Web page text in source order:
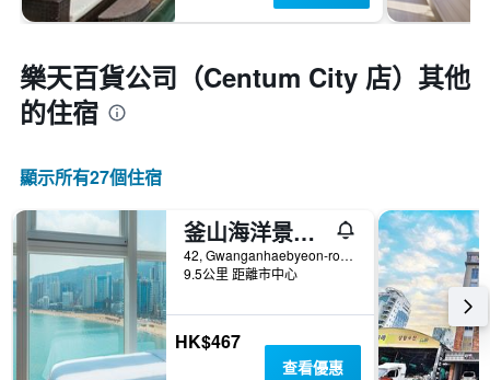
樂天百貨公司（Centum City 店）​其他
的住宿
顯示所有27​個住宿
釜山海洋景酒店
42, Gwanganhaebyeon-ro 278beon-gil, 釜山, 韓國
9.5公里 距離市中心
HK$467
查看優惠